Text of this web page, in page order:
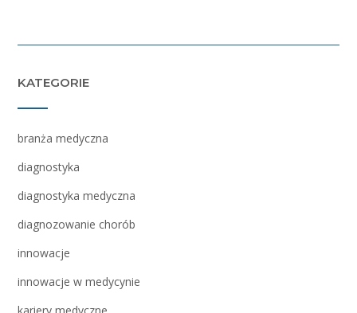
KATEGORIE
branża medyczna
diagnostyka
diagnostyka medyczna
diagnozowanie chorób
innowacje
innowacje w medycynie